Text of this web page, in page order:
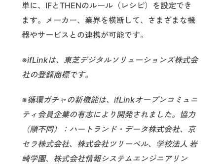
単に、IFとTHENのルール（レシピ）を設定でき
ます。メーカー、業界を横断して、さまざまな機
器やサービスとの連携が可能です。
※ifLinkは、東芝デジタルソリューションズ株式会
社の登録商標です。
※循環ガチャの新機能は、ifLinkオープンコミュニ
ティ会員企業の有志により開発されました。協力
（順不同）：ハートランド・データ株式会社、京
セラ株式会社、株式会社ツリーベル、学校法人 岩
崎学園、株式会社情報システムエンジニアリン